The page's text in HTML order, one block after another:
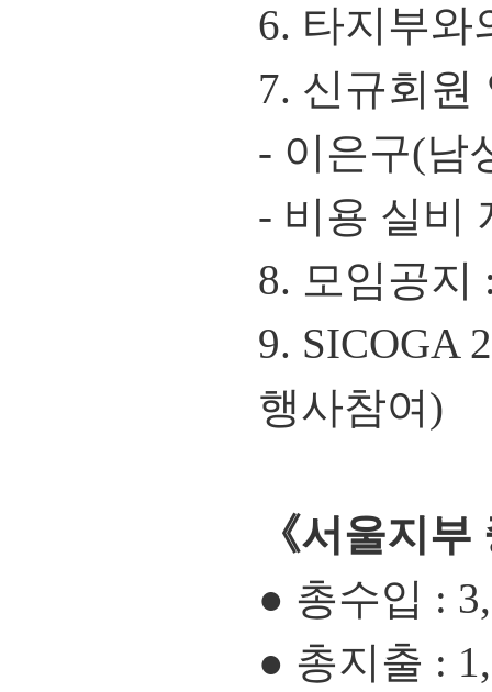
6. 타지부와
7. 신규회원
- 이은구(남
- 비용 실비
8. 모임공지
9. SICOGA
행사참여)
《서울지
● 총수입 :
● 총지출 :